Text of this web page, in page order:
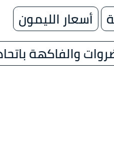
أسعار الليمون
والفاكهة